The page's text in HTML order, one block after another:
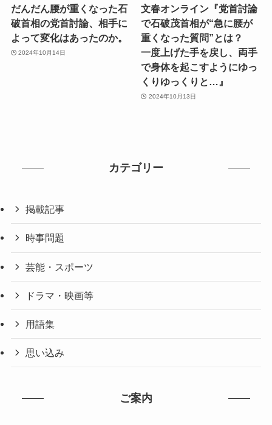
だんだん腰が重くなった石
破首相の党首討論、相手に
よって変化はあったのか。
2024年10月14日
文春オンライン『党首討論
で石破茂首相が“急に腰が
重くなった質問”とは？
一度上げた手を戻し、両手
で身体を起こすようにゆっ
くりゆっくりと…』
2024年10月13日
カテゴリー
掲載記事
時事問題
芸能・スポーツ
ドラマ・映画等
用語集
思い込み
ご案内